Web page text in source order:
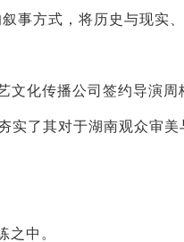
事方式，将历史与现实
文化传播公司签约导演
实了其对于湖南观众审
之中。